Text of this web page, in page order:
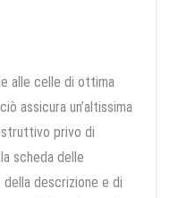
alle celle di ottima
assicura un’altissima
privo di
scheda delle
descrizione e di